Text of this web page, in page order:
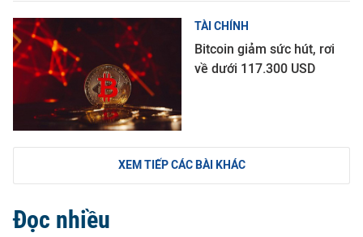
TÀI CHÍNH
Bitcoin giảm sức hút, rơi
về dưới 117.300 USD
XEM TIẾP CÁC BÀI KHÁC
Đọc nhiều